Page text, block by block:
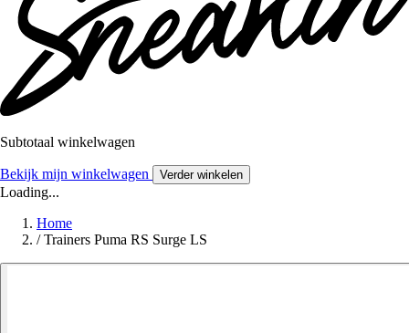
Subtotaal winkelwagen
Bekijk mijn winkelwagen Verder winkelen
Loading...
Home
/ Trainers Puma RS Surge LS